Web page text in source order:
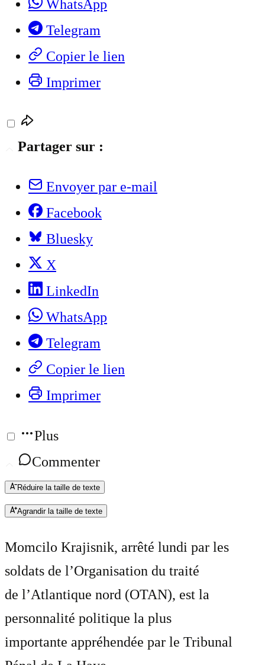
WhatsApp
Telegram
Copier le lien
Imprimer
Partager sur :
Envoyer par e-mail
Facebook
Bluesky
X
LinkedIn
WhatsApp
Telegram
Copier le lien
Imprimer
Plus
Commenter
Réduire la taille de texte
Agrandir la taille de texte
Momcilo Krajisnik, arrêté lundi par les
soldats de l’Organisation du traité
de l’Atlantique nord (OTAN), est la
personnalité politique la plus
importante appréhendée par le Tribunal